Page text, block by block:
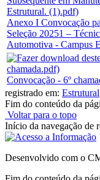
Anexo I Convocação
Seleção 20251 –
Automotiva - Campus
Convocação - 6º
registrado em: Estrutural
Fim do conteúdo da
Voltar para o topo
Início da navegação de
Desenvolvido com o